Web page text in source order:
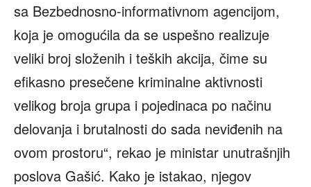
sa Bezbednosno-informativnom agencijom,
koja je omogućila da se uspešno realizuje
veliki broj složenih i teških akcija, čime su
efikasno presečene kriminalne aktivnosti
velikog broja grupa i pojedinaca po načinu
delovanja i brutalnosti do sada neviđenih na
ovom prostoru“, rekao je ministar unutrašnjih
poslova Gašić. Kako je istakao, njegov